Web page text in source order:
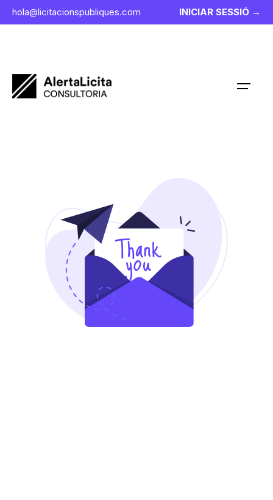
hola@licitacionspubliques.com INICIAR SESSIÓ →